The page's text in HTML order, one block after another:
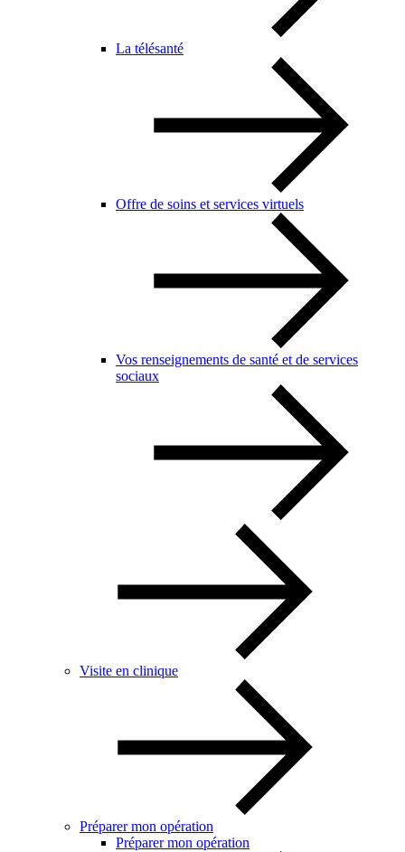
La télésanté
Offre de soins et services virtuels
Vos renseignements de santé et de services
sociaux
Visite en clinique
Préparer mon opération
Préparer mon opération